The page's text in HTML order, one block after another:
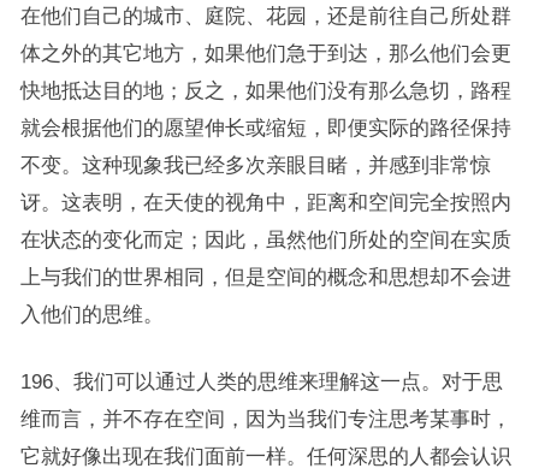
在他们自己的城市、庭院、花园，还是前往自己所处群
体之外的其它地方，如果他们急于到达，那么他们会更
快地抵达目的地；反之，如果他们没有那么急切，路程
就会根据他们的愿望伸长或缩短，即便实际的路径保持
不变。这种现象我已经多次亲眼目睹，并感到非常惊
讶。这表明，在天使的视角中，距离和空间完全按照内
在状态的变化而定；因此，虽然他们所处的空间在实质
上与我们的世界相同，但是空间的概念和思想却不会进
入他们的思维。
196、我们可以通过人类的思维来理解这一点。对于思
维而言，并不存在空间，因为当我们专注思考某事时，
它就好像出现在我们面前一样。任何深思的人都会认识